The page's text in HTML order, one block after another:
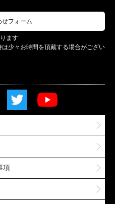
せフォーム
ます
少々お時間を頂戴する場合がござい
項